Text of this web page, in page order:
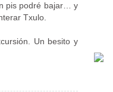
pis podré bajar… y
Txulo.
Un besito y